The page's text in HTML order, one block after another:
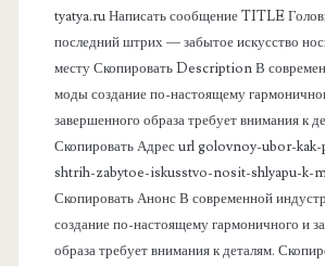
tyatya.ru Написать сообщение TITLE
последний штрих — забытое искусство
месту Скопировать Description В
моды создание по-настоящему
завершенного образа требует внимания к
Скопировать Адрес url golovnoy-ubor-
shtrih-zabytoe-iskusstvo-nosit-shlyapu-k-
Скопировать Анонс В современной
создание по-настоящему гармоничного и
образа требует внимания к деталям.